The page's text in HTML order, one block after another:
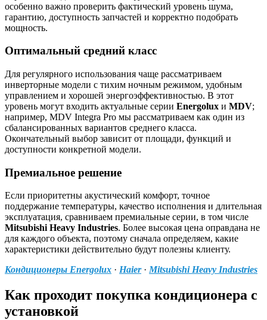
особенно важно проверить фактический уровень шума,
гарантию, доступность запчастей и корректно подобрать
мощность.
Оптимальный средний класс
Для регулярного использования чаще рассматриваем
инверторные модели с тихим ночным режимом, удобным
управлением и хорошей энергоэффективностью. В этот
уровень могут входить актуальные серии Energolux и MDV;
например, MDV Integra Pro мы рассматриваем как один из
сбалансированных вариантов среднего класса.
Окончательный выбор зависит от площади, функций и
доступности конкретной модели.
Премиальное решение
Если приоритетны акустический комфорт, точное
поддержание температуры, качество исполнения и длительная
эксплуатация, сравниваем премиальные серии, в том числе
Mitsubishi Heavy Industries. Более высокая цена оправдана не
для каждого объекта, поэтому сначала определяем, какие
характеристики действительно будут полезны клиенту.
Кондиционеры Energolux · Haier· Mitsubishi Heavy Industries
Как проходит покупка кондиционера с
установкой